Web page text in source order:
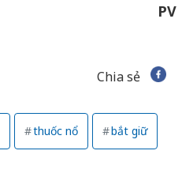
PV
Chia sẻ
thuốc nổ bắt giữ